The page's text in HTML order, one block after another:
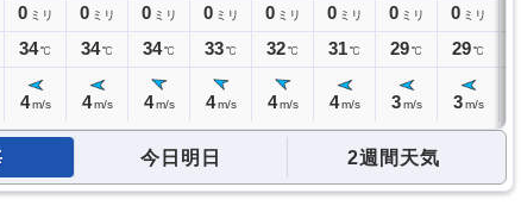
0 ミリ
34℃
4 m/s
0 ミリ
34℃
4 m/s
0 ミリ
34℃
4 m/s
0 ミリ
33℃
4 m/s
0 ミリ
32℃
4 m/s
0 ミリ
31℃
4 m/s
0 ミリ
29℃
3 m/s
0 ミリ
29℃
3 m/s
今日明日 2週間天気